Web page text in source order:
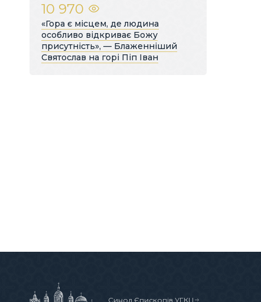
10 970
«Гора є місцем, де людина
особливо відкриває Божу
присутність», — Блаженніший
Святослав на горі Піп Іван
Синод Єпископів УГКЦ